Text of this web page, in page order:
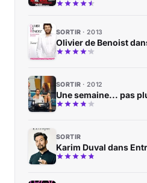
SORTIR 2013
Olivier de Benoist
SORTIR 2012
Une semaine... pas
SORTIR
Karim Duval dans